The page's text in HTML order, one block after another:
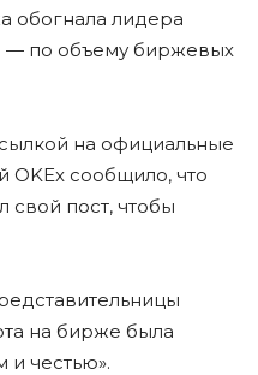
обогнала лидера
— по объему биржевых
на официальные
OKEx сообщило, что
свой пост, чтобы
на бирже была
и честью».